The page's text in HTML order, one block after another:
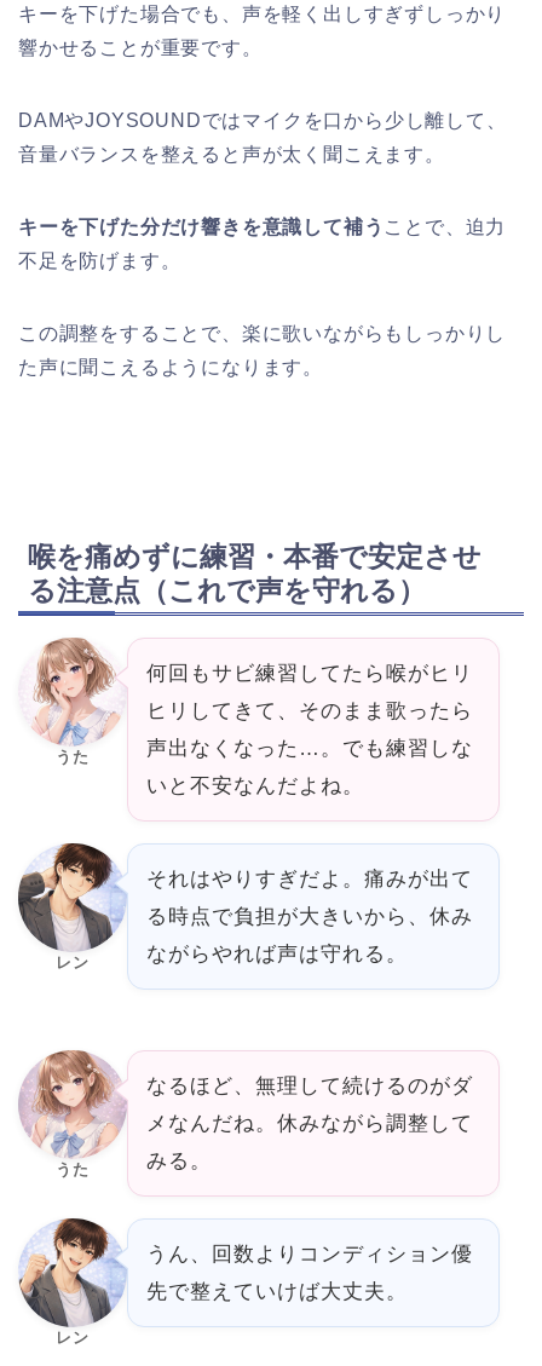
キーを下げた場合でも、声を軽く出しすぎずしっかり
響かせることが重要です。
DAMやJOYSOUNDではマイクを口から少し離して、
音量バランスを整えると声が太く聞こえます。
キーを下げた分だけ響きを意識して補う ことで、迫力
不足を防げます。
この調整をすることで、楽に歌いながらもしっかりし
た声に聞こえるようになります。
喉を痛めずに練習・本番で安定させ
る注意点（これで声を守れる）
うた
何回もサビ練習してたら喉がヒリ
ヒリしてきて、そのまま歌ったら
声出なくなった…。でも練習しな
いと不安なんだよね。
レン
それはやりすぎだよ。痛みが出て
る時点で負担が大きいから、休み
ながらやれば声は守れる。
うた
なるほど、無理して続けるのがダ
メなんだね。休みながら調整して
みる。
レン
うん、回数よりコンディション優
先で整えていけば大丈夫。